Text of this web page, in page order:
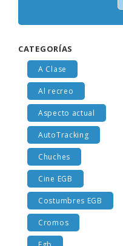
A Clase
Al recreo
Aspecto actual
AutoTracking
Chuches
Cine EGB
Costumbres EGB
Cromos